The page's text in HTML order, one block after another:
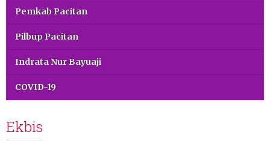
Pemkab Pacitan
Pilbup Pacitan
Indrata Nur Bayuaji
COVID-19
Ekbis